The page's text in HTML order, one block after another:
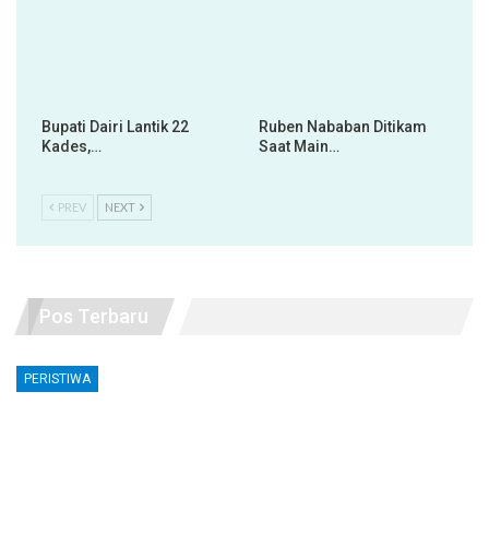
Bupati Dairi Lantik 22
Kades,…
Ruben Nababan Ditikam
Saat Main…
PREV NEXT
Pos Terbaru
PERISTIWA